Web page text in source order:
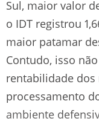
Sul, maior valor
o IDT registrou
maior patamar
Contudo, isso
rentabilidade dos
processamento
ambiente